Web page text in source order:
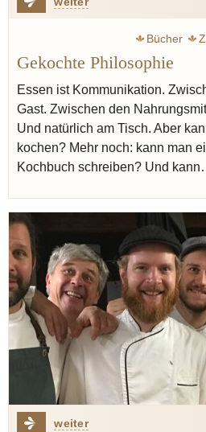
Bücher
Gekochte Philosophie
Essen ist Kommunikation.
Gast. Zwischen den
Und natürlich am Tisch. Aber
kochen? Mehr noch: kann man
Kochbuch schreiben? Und
weiter